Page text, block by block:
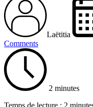
Laëtitia
Comments
2 minutes
Temps de lecture : 2